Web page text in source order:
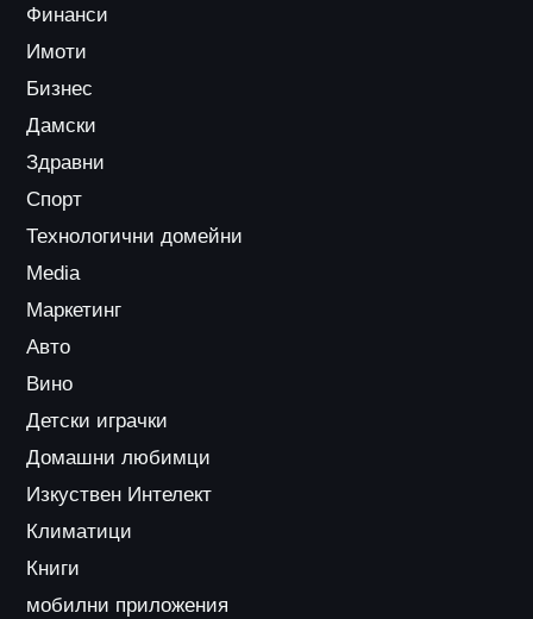
Финанси
Имоти
Бизнес
Дамски
Здравни
Спорт
Технологични домейни
Media
Маркетинг
Авто
Вино
Детски играчки
Домашни любимци
Изкуствен Интелект
Климатици
Книги
мобилни приложения